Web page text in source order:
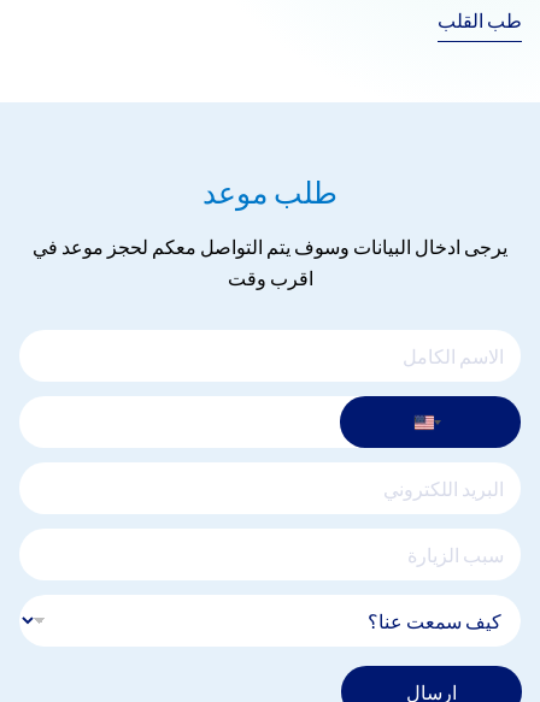
طب القلب
طلب موعد
يرجى ادخال البيانات وسوف يتم التواصل معكم لحجز موعد في
اقرب وقت
ارسال